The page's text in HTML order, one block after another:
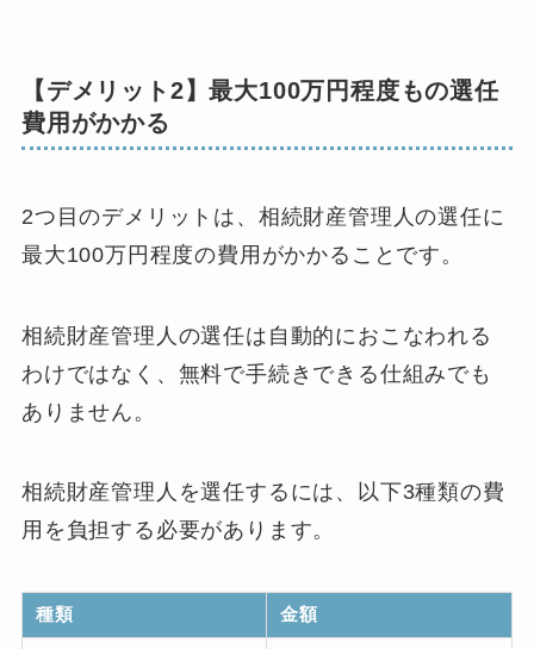
【デメリット2】最大100万円程度もの選任
費用がかかる
2つ目のデメリットは、相続財産管理人の選任に
最大100万円程度の費用がかかることです。
相続財産管理人の選任は自動的におこなわれる
わけではなく、無料で手続きできる仕組みでも
ありません。
相続財産管理人を選任するには、以下3種類の費
用を負担する必要があります。
種類 金額